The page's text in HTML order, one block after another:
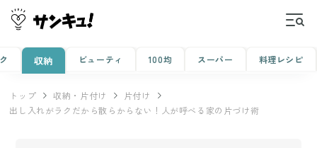
収納 ビューティ 100均 スーパー 料理レシピ
トップ 収納・片付け
片付け
出し入れがラクだから散らからない！人が呼べる家の片づけ術